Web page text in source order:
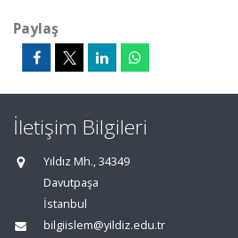
Paylaş
İletişim Bilgileri
Yıldız Mh., 34349
Davutpaşa
İstanbul
bilgiislem@yildiz.edu.tr